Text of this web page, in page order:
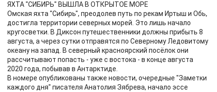
ЯХТА "СИБИРЬ" ВЫШЛА В ОТКРЫТОЕ МОРЕ
Омская яхта "Сибирь", преодолев путь по рекам Иртыш и Обь,
достигла территории северных морей. Это лишь начало
кругосветки. В Диксон путешественники должны прибыть 8
августа, а через сутки отправятся по Северному Ледовитому
океану на запад. В северный красноярский посёлок они
рассчитывают попасть - уже с востока - в конце августа
2020 года, побывав в Антарктиде.
В номере опубликованы также новости, очередные "Заметки
каждого дня" писателя Анатолия Зябрева, начало эссе